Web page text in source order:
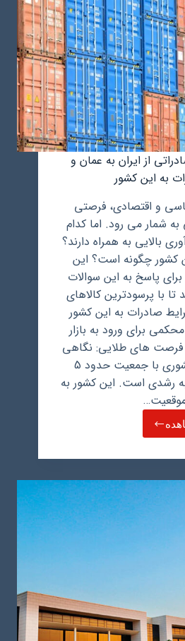
از ایران به عمان و
به این کشور
و اقتصادی، فرصتی
به شمار می رود. اما کدام
بالایی به همراه دارند؟
کشور چگونه است؟ این
پاسخ به این سوالات
با پرسودترین کالاهای
صادرات به این کشور
برای ورود به بازار
فرصت های طلایی: نگاهی
به بازار عمان عمان کشوری با جمعیت حدود 5
به رشدی است. این کشور به
پرسودترین
صادراتی
ایران